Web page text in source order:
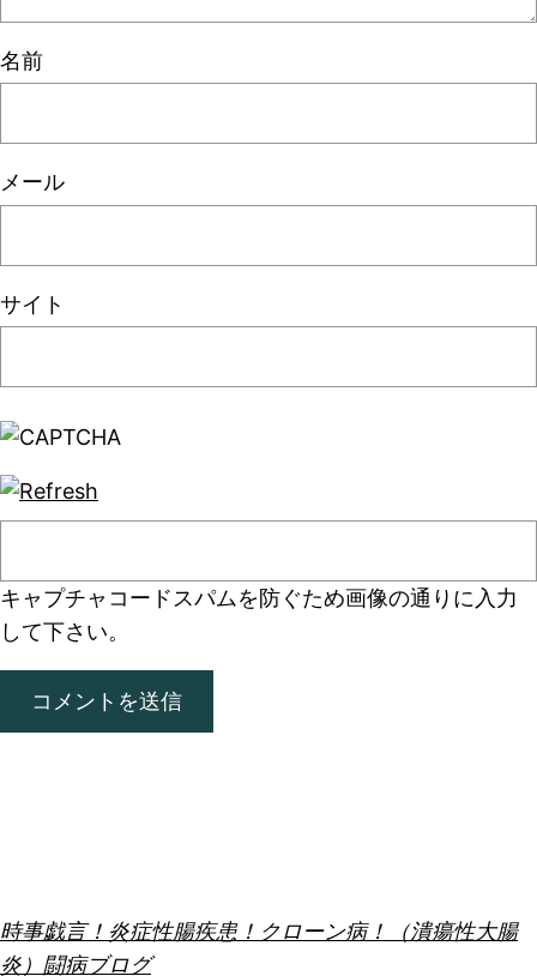
名前
メール
サイト
キャプチャコードスパムを防ぐため画像の通りに入力
して下さい。
時事戯言！炎症性腸疾患！クローン病！（潰瘍性大腸
炎）闘病ブログ